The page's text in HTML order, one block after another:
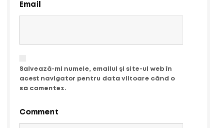
Email
Salvează-mi numele, emailul și site-ul web în
acest navigator pentru data viitoare când o
să comentez.
Comment